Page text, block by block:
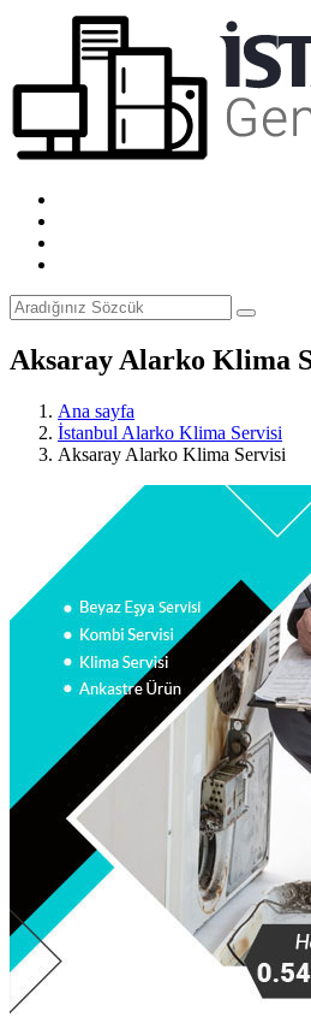
Aksaray Alarko Klima
Ana sayfa
İstanbul Alarko Klima Servisi
Aksaray Alarko Klima Servisi